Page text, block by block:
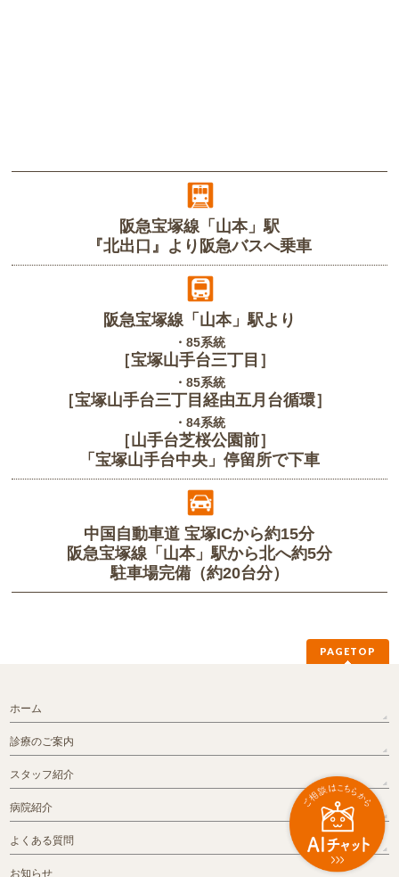
阪急宝塚線「山本」駅
『北出口』より阪急バスへ乗車
阪急宝塚線「山本」駅より
・85系統
［宝塚山手台三丁目］
・85系統
［宝塚山手台三丁目経由五月台循環］
・84系統
［山手台芝桜公園前］
「宝塚山手台中央」停留所で下車
中国自動車道 宝塚ICから約15分
阪急宝塚線「山本」駅から北へ約5分
駐車場完備（約20台分）
PAGETOP
ホーム
診療のご案内
スタッフ紹介
病院紹介
よくある質問
お知らせ